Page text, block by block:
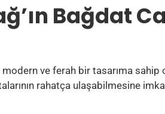
Bağdat
ve ferah bir tasarıma
rahatça ulaşabilmesine